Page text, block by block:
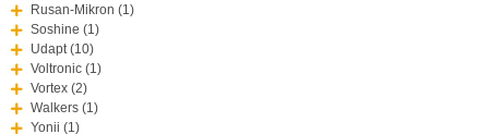
Rusan-Mikron (1)
Soshine (1)
Udapt (10)
Voltronic (1)
Vortex (2)
Walkers (1)
Yonii (1)